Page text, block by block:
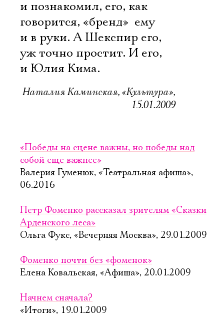
и познакомил, его, как
говорится, «бренд»  ему
и в руки. А Шекспир его,
уж точно простит. И его,
и Юлия Кима.
Наталия Каминская, «Культура»,
15.01.2009
«Победы на сцене важны, но победы над
собой еще важнее»
Валерия Гуменюк, «Театральная афиша»,
06.2016
Петр Фоменко рассказал зрителям «Сказки
Арденского леса»
Ольга Фукс, «Вечерняя Москва», 29.01.2009
Фоменко почти без «фоменок»
Елена Ковальская, «Афиша», 20.01.2009
Начнем сначала?
«Итоги», 19.01.2009